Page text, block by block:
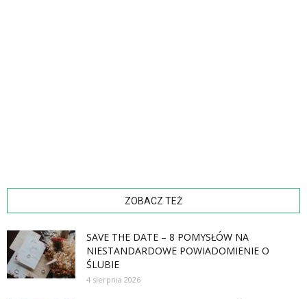
ZOBACZ TEŻ
SAVE THE DATE – 8 POMYSŁÓW NA
NIESTANDARDOWE POWIADOMIENIE O
ŚLUBIE
4 sierpnia 2026